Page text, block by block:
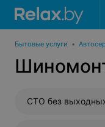
Бытовые услуги •
СТО без